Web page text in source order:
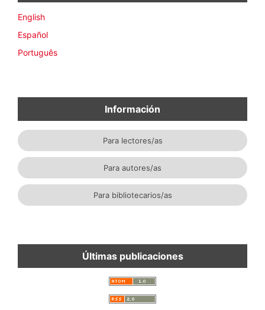
English
Español
Português
Información
Para lectores/as
Para autores/as
Para bibliotecarios/as
Últimas publicaciones